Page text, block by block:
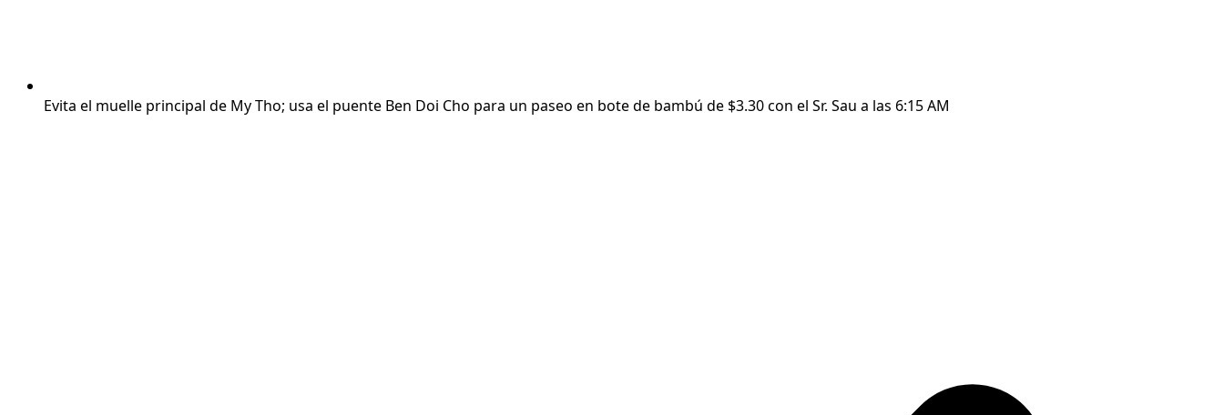
Evita el muelle principal de My Tho; usa el puente Ben Doi Cho para un paseo en bote de bambú de $3.30 con el Sr. Sau a las 6:15 AM